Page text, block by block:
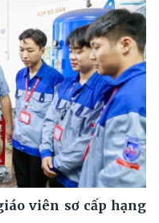
viên sơ cấp hạng